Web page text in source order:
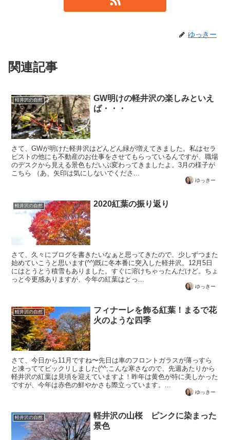
ゆっきー
関連記事
軽井沢の自然
GW明けの軽井沢の楽しみといえ
ば・・・
さて、GWが明けた軽井沢はどんどん緑が増えてきました。私はセラ
ピストの他にも不動産のお仕事をさせてもらっているんですが、職場
のデスクから見える景色もだいぶ変わってきましたよ。3月の様子が
こちら （あ、矢印は気にしないでくださ...
ゆっきー
軽井沢の自然 2020紅葉の振り返り
さて、久々にブログを書きたいなぁと思ってきたので、少しずつまた
始めていこうと思います(^^)既に冬本番に突入した軽井沢。12月5日
にはとうとう積雪もありました。すぐに溶けちゃったんだけど。ちょ
っと今更感ありますが、今年の紅葉はとっ...
ゆっきー
軽井沢の自然
フィナーレを飾る紅葉！まるで花
火のような四季
さて、今日から11月ですね〜先日は車のフロントガラスが薄っすら
と凍っててビックリしました(^^;こんな寒さなので、先週あたりから
軽井沢の紅葉は見頃を迎えていますよ！昨年は黄色が特に美しかった
ですが、今年は赤色の鮮やかさも際立っています。...
ゆっきー
軽井沢の自然
軽井沢の山桜 ピンクに染まった
景色